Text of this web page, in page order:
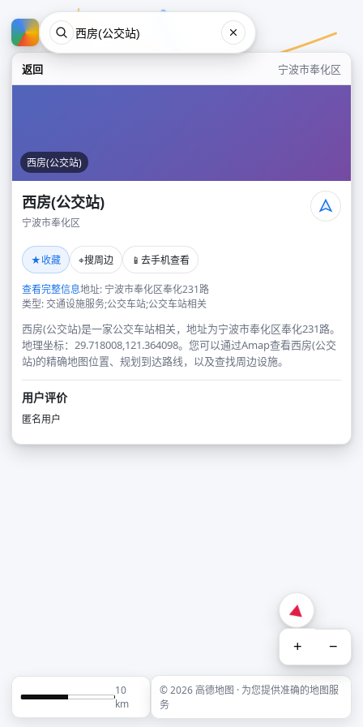
返回 宁波市奉化区
西房(公交站)
西房(公交站)
宁波市奉化区
★收藏 ⌖搜周边 📱 去手机查看
查看完整信息地址: 宁波市奉化区奉化231路
类型: 交通设施服务;公交车站;公交车站相关
西房(公交站)是一家公交车站相关，地址为宁波市奉化区奉化231路。
地理坐标：29.718008,121.364098。您可以通过Amap查看西房(公交
站)的精确地图位置、规划到达路线，以及查找周边设施。
用户评价
匿名用户
+ −
10
km
© 2026 高德地图 · 为您提供准确的地图服
务